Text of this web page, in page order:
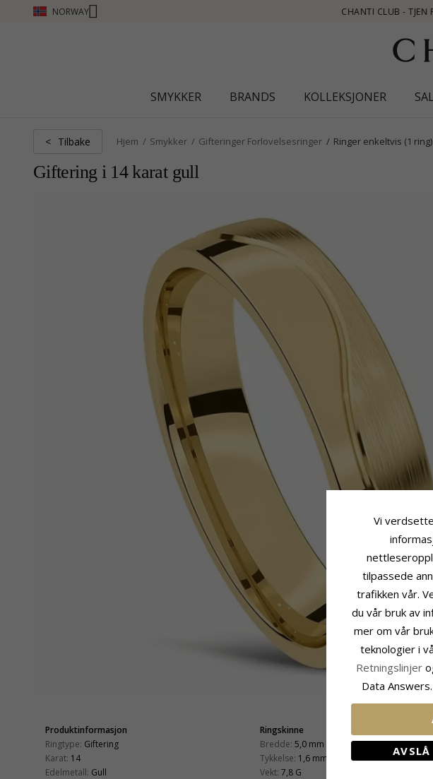
NORWAYCHANTI CLUB - TJEN POENG SE MER - KLIKK HER
SMYKKER BRANDS KOLLEKSJONER
< Tilbake Hjem Smykker Gifteringer Forlovelsesringer Ringer enkeltvis (1 ring)
Giftering i 14 karat gull
Produktinformasjon
Ringtype: Giftering
Karat: 14
Edelmetall: Gull
Ringskinne
Bredde: 5,0 mm
Tykkelse: 1,6 mm
Vekt: 7,8 G
Vi
tilpassede
trafikken vår.
du vår bruk av
mer om vår
teknologier i
Retningslinjer
Data Answers.
AVSLÅ